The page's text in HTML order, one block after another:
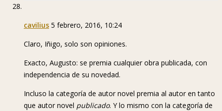
cavilius 5 febrero, 2016, 10:24
Claro, Iñigo, solo son opiniones.
Exacto, Augusto: se premia cualquier obra publicada, con
independencia de su novedad.
Incluso la categoría de autor novel premia al autor en tanto
que autor novel publicado. Y lo mismo con la categoría de